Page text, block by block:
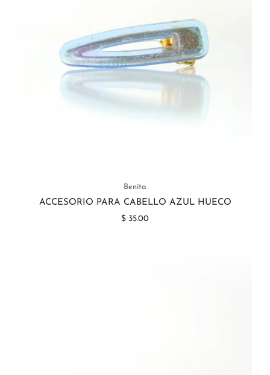
Benita
ACCESORIO PARA CABELLO AZUL HUECO
$ 35.00